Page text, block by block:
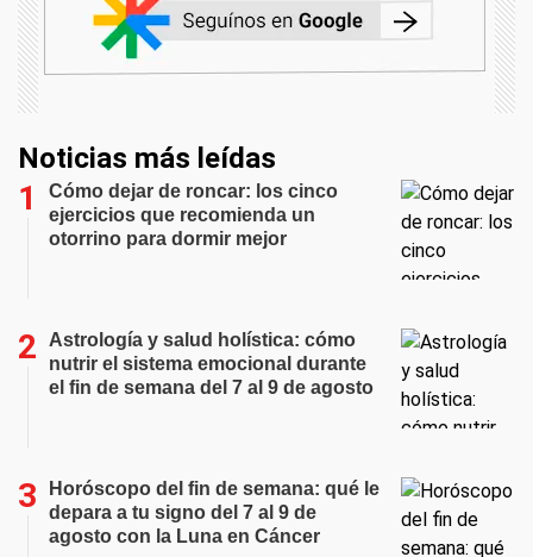
Noticias más leídas
Cómo dejar de roncar: los cinco
ejercicios que recomienda un
otorrino para dormir mejor
Astrología y salud holística: cómo
nutrir el sistema emocional durante
el fin de semana del 7 al 9 de agosto
Horóscopo del fin de semana: qué le
depara a tu signo del 7 al 9 de
agosto con la Luna en Cáncer